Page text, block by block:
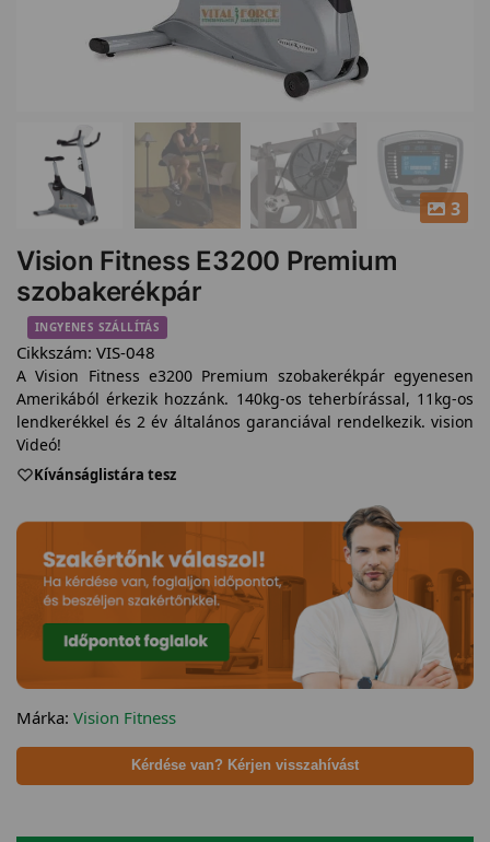
3
Vision Fitness E3200 Premium
szobakerékpár
INGYENES SZÁLLÍTÁS
Cikkszám: VIS-048
A Vision Fitness e3200 Premium szobakerékpár egyenesen
Amerikából érkezik hozzánk. 140kg-os teherbírással, 11kg-os
lendkerékkel és 2 év általános garanciával rendelkezik. vision
Videó!
Kívánságlistára tesz
Márka: Vision Fitness
Kérdése van? Kérjen visszahívást